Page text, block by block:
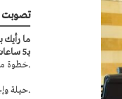
تصوبت
ما رأيك
بـ5 ساعات في الغوطة؟
خطوة مهمة ينتظر أن تنقذ الأرواح.
حيلة وإجراء صوري لاقيمة له عمليا.